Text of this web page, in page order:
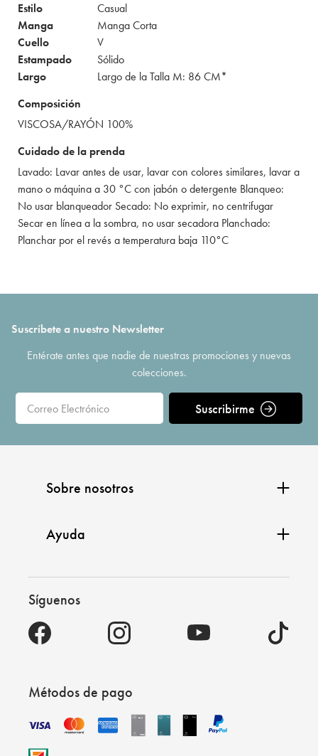
Estilo
Casual
Manga
Manga Corta
Cuello
V
Estampado
Sólido
Largo
Largo de la Talla M: 86 CM*
Composición
VISCOSA/RAYÓN 100%
Cuidado de la prenda
Lavado: Lavar antes de usar, lavar con colores similares, lavar a
mano o máquina a 30 °C con jabón o detergente Blanqueo:
No usar blanqueador Secado: No exprimir, no centrifugar
Secar en línea a la sombra, no usar secadora Planchado:
Planchar por el revés a temperatura baja 110°C
Suscríbete a nuestro Newsletter
Entérate antes que nadie de nuestras promociones y nuevas
colecciones.
Suscribirme
Sobre nosotros
Ayuda
Síguenos
Métodos de pago